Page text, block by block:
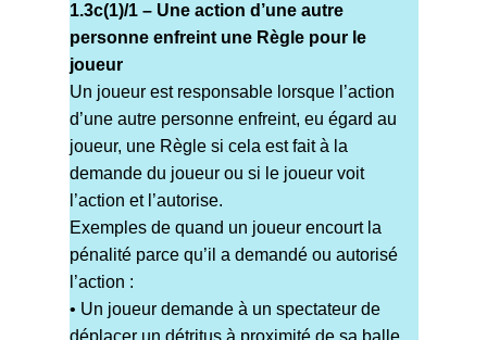
1.3c(1)/1 – Une action d’une autre
personne enfreint une Règle pour le
joueur
Un joueur est responsable lorsque l’action
d’une autre personne enfreint, eu égard au
joueur, une Règle si cela est fait à la
demande du joueur ou si le joueur voit
l’action et l’autorise.
Exemples de quand un joueur encourt la
pénalité parce qu’il a demandé ou autorisé
l’action :
• Un joueur demande à un spectateur de